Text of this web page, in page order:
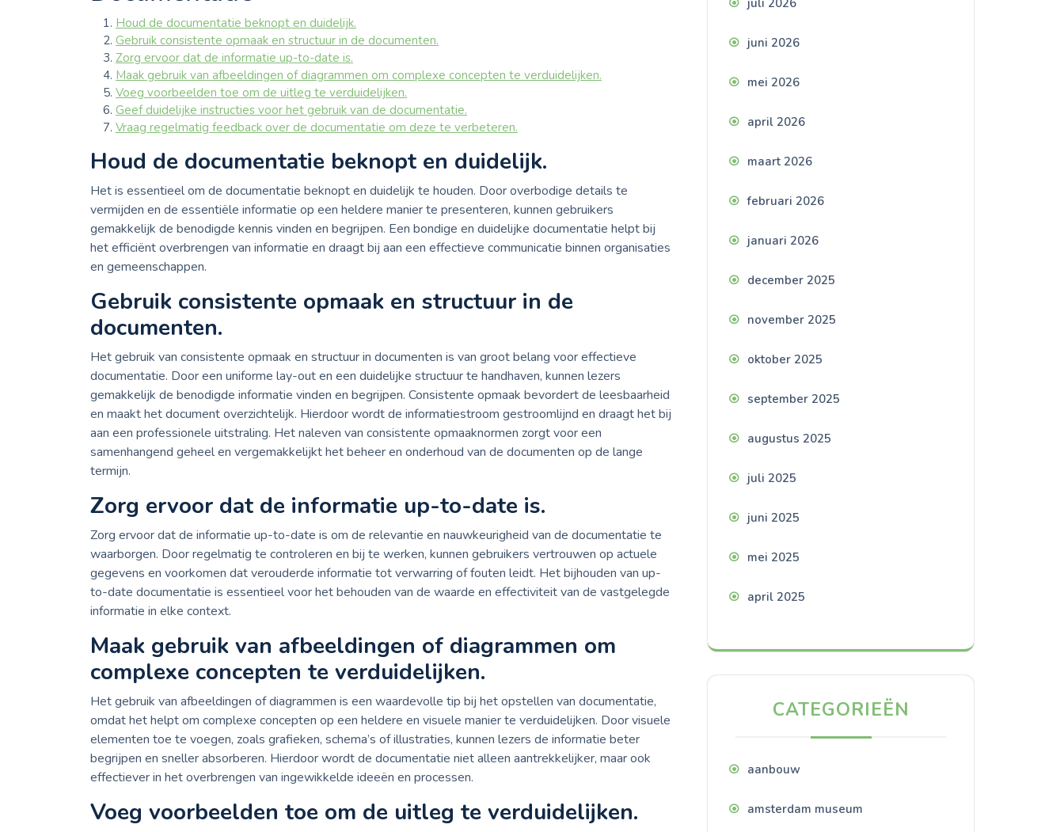
Houd de documentatie beknopt en duidelijk.
Gebruik consistente opmaak en structuur in de documenten.
Zorg ervoor dat de informatie up-to-date is.
Maak gebruik van afbeeldingen of diagrammen om complexe concepten te verduidelijken.
Voeg voorbeelden toe om de uitleg te verduidelijken.
Geef duidelijke instructies voor het gebruik van de documentatie.
Vraag regelmatig feedback over de documentatie om deze te verbeteren.
Houd de documentatie beknopt en duidelijk.
Het is essentieel om de documentatie beknopt en duidelijk te houden. Door overbodige details te
vermijden en de essentiële informatie op een heldere manier te presenteren, kunnen gebruikers
gemakkelijk de benodigde kennis vinden en begrijpen. Een bondige en duidelijke documentatie helpt bij
het efficiënt overbrengen van informatie en draagt bij aan een effectieve communicatie binnen organisaties
en gemeenschappen.
Gebruik consistente opmaak en structuur in de
documenten.
Het gebruik van consistente opmaak en structuur in documenten is van groot belang voor effectieve
documentatie. Door een uniforme lay-out en een duidelijke structuur te handhaven, kunnen lezers
gemakkelijk de benodigde informatie vinden en begrijpen. Consistente opmaak bevordert de leesbaarheid
en maakt het document overzichtelijk. Hierdoor wordt de informatiestroom gestroomlijnd en draagt het bij
aan een professionele uitstraling. Het naleven van consistente opmaaknormen zorgt voor een
samenhangend geheel en vergemakkelijkt het beheer en onderhoud van de documenten op de lange
termijn.
Zorg ervoor dat de informatie up-to-date is.
Zorg ervoor dat de informatie up-to-date is om de relevantie en nauwkeurigheid van de documentatie te
waarborgen. Door regelmatig te controleren en bij te werken, kunnen gebruikers vertrouwen op actuele
gegevens en voorkomen dat verouderde informatie tot verwarring of fouten leidt. Het bijhouden van up-
to-date documentatie is essentieel voor het behouden van de waarde en effectiviteit van de vastgelegde
informatie in elke context.
Maak gebruik van afbeeldingen of diagrammen om
complexe concepten te verduidelijken.
Het gebruik van afbeeldingen of diagrammen is een waardevolle tip bij het opstellen van documentatie,
omdat het helpt om complexe concepten op een heldere en visuele manier te verduidelijken. Door visuele
elementen toe te voegen, zoals grafieken, schema’s of illustraties, kunnen lezers de informatie beter
begrijpen en sneller absorberen. Hierdoor wordt de documentatie niet alleen aantrekkelijker, maar ook
effectiever in het overbrengen van ingewikkelde ideeën en processen.
Voeg voorbeelden toe om de uitleg te verduidelijken.
juli 2026
juni 2026
mei 2026
april 2026
maart 2026
februari 2026
januari 2026
december 2025
november 2025
oktober 2025
september 2025
augustus 2025
juli 2025
juni 2025
mei 2025
april 2025
CATEGORIEËN
aanbouw
amsterdam museum